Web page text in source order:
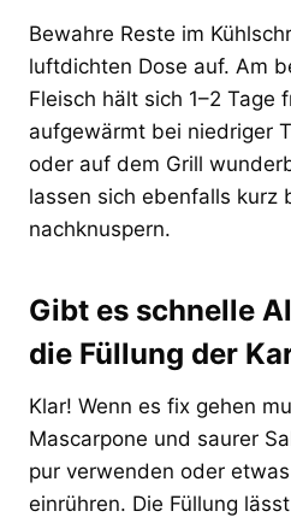
Bewahre Reste im
luftdichten Dose auf. Am
Fleisch hält sich 1–2 Tage
aufgewärmt bei niedriger
oder auf dem Grill
lassen sich ebenfalls kurz
nachknuspern.
Gibt es schnelle
die Füllung der
Klar! Wenn es fix gehen
Mascarpone und saurer
pur verwenden oder
einrühren. Die Füllung